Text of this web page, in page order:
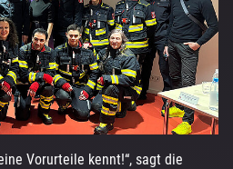
Vorurteile kennt!“, sagt die